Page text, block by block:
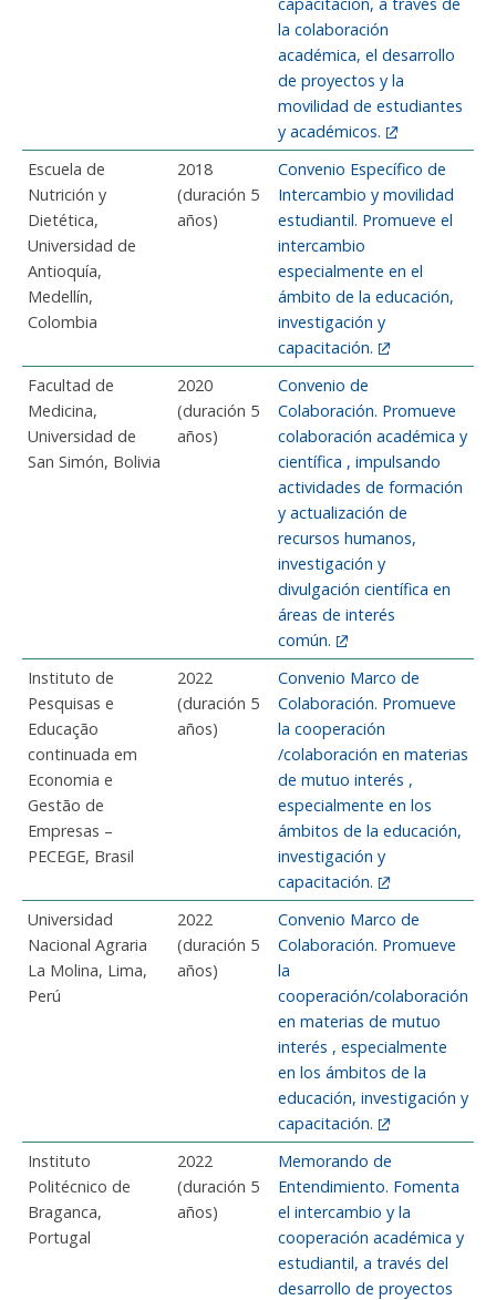
la colaboración
académica, el desarrollo
de proyectos y la
movilidad de estudiantes
y académicos.
Escuela de
Nutrición y
Dietética,
Universidad de
Antioquía,
Medellín,
Colombia
2018
(duración 5
años)
Convenio Específico de
Intercambio y movilidad
estudiantil. Promueve el
intercambio
especialmente en el
ámbito de la educación,
investigación y
capacitación.
Facultad de
Medicina,
Universidad de
San Simón, Bolivia
2020
(duración 5
años)
Convenio de
Colaboración. Promueve
colaboración académica y
científica , impulsando
actividades de formación
y actualización de
recursos humanos,
investigación y
divulgación científica en
áreas de interés
común.
Instituto de
Pesquisas e
Educação
continuada em
Economia e
Gestão de
Empresas –
PECEGE, Brasil
2022
(duración 5
años)
Convenio Marco de
Colaboración. Promueve
la cooperación
/colaboración en materias
de mutuo interés ,
especialmente en los
ámbitos de la educación,
investigación y
capacitación.
Universidad
Nacional Agraria
La Molina, Lima,
Perú
2022
​(duración 5
años)
Convenio Marco de
Colaboración. Promueve
la
cooperación/colaboración
en materias de mutuo
interés , especialmente
en los ámbitos de la
educación, investigación y
capacitación.
Instituto
Politécnico de
Braganca,
Portugal
2022
​(duración 5
años)
Memorando de
Entendimiento. Fomenta
el intercambio y la
cooperación académica y
estudiantil, a través del
desarrollo de proyectos